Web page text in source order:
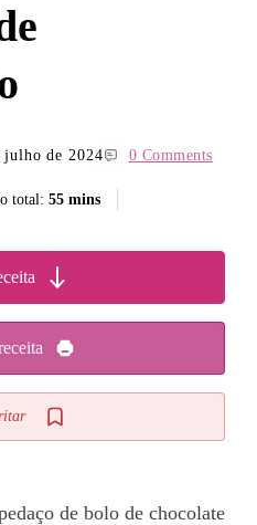
julho de 2024 0 Comments
total: 55 mins
de bolo de chocolate